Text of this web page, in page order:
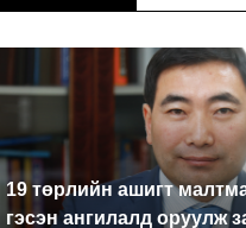
19 төрлийн ашигт
гэсэн ангилалд оруулж